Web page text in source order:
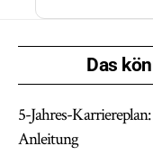
Das
5-Jahres-
Anleitung